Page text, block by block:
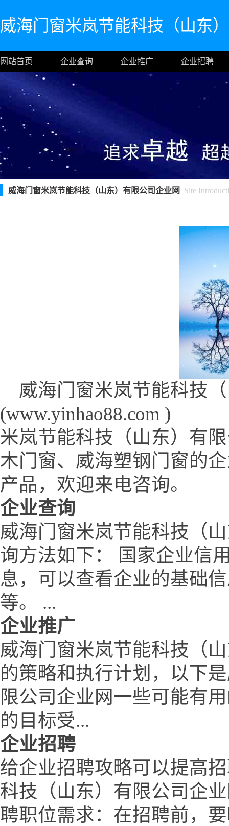
威海门窗米岚节能科技（山东
网站首页 企业查询 企业推广 企业招聘
威海门窗米岚节能科技（山东）有限公司企业网 Site
威海门窗米岚节能科技
(www.yinhao88.com )
米岚节能科技（山东）有
木门窗、威海塑钢门窗的
产品，欢迎来电咨询。
企业查询
威海门窗米岚节能科技（
询方法如下： 国家企业信
息，可以查看企业的基础
等。 ...
企业推广
威海门窗米岚节能科技（
的策略和执行计划，以下
限公司企业网一些可能有
的目标受...
企业招聘
给企业招聘攻略可以提高
科技（山东）有限公司企
聘职位需求：在招聘前，